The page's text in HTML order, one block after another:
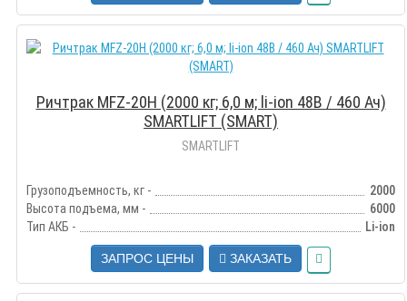
Ричтрак MFZ-20H (2000 кг; 6,0 м; li-ion 48В / 460 Ач)
SMARTLIFT (SMART)
SMARTLIFT
Грузоподъемность, кг -
2000
Высота подъема, мм -
6000
Тип АКБ -
Li-ion
ЗАПРОС ЦЕНЫ ЗАКАЗАТЬ